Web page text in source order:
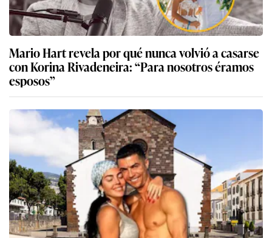
Mario Hart revela por qué nunca volvió a casarse
con Korina Rivadeneira: “Para nosotros éramos
esposos”